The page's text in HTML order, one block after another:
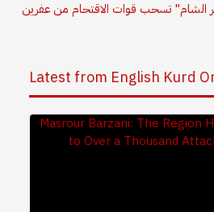
الشام" تسحب قوات الاقتحام من عفرين
Latest from English Kurd